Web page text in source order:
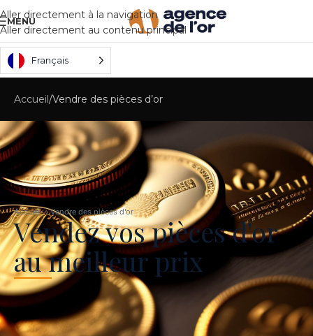
Aller directement à la navigation
Aller directement au contenu principal
MENU
Français
Accueil Vendre des pièces d’or
Accueil › Vendre des pièces d’or
Vendez vos pièces d'or
au meilleur prix